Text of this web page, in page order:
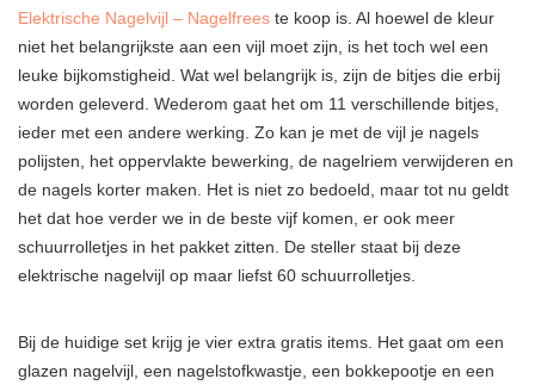
Elektrische Nagelvijl – Nagelfrees te koop is. Al hoewel de kleur
niet het belangrijkste aan een vijl moet zijn, is het toch wel een
leuke bijkomstigheid. Wat wel belangrijk is, zijn de bitjes die erbij
worden geleverd. Wederom gaat het om 11 verschillende bitjes,
ieder met een andere werking. Zo kan je met de vijl je nagels
polijsten, het oppervlakte bewerking, de nagelriem verwijderen en
de nagels korter maken. Het is niet zo bedoeld, maar tot nu geldt
het dat hoe verder we in de beste vijf komen, er ook meer
schuurrolletjes in het pakket zitten. De steller staat bij deze
elektrische nagelvijl op maar liefst 60 schuurrolletjes.
Bij de huidige set krijg je vier extra gratis items. Het gaat om een
glazen nagelvijl, een nagelstofkwastje, een bokkepootje en een